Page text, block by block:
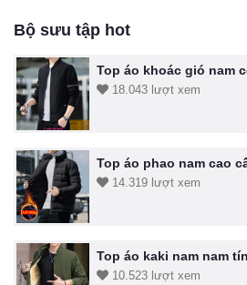
Bộ sưu tập hot
Top áo khoác gió nam
18.043 lượt xem
Top áo phao nam cao
14.319 lượt xem
Top áo kaki nam nam
10.523 lượt xem